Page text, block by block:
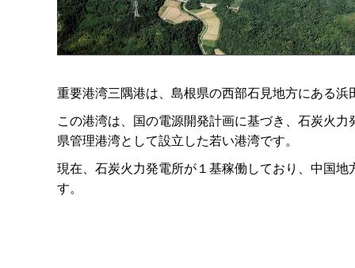
重要港湾三隅港は、島根県の西部石見地方にある浜
この港湾は、国の電源開発計画に基づき、石炭火
県管理港湾として設立した若い港湾です。
現在、石炭火力発電所が１基稼働しており、中国
す。